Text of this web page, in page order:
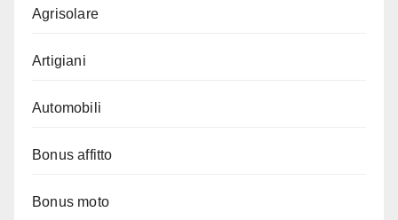
Agrisolare
Artigiani
Automobili
Bonus affitto
Bonus moto